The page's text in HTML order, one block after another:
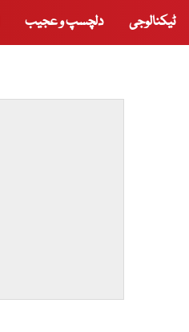
ٹیکنالوجی دلچسپ و عجیب